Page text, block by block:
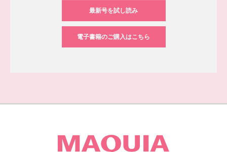
最新号を試し読み
電子書籍のご購入はこちら